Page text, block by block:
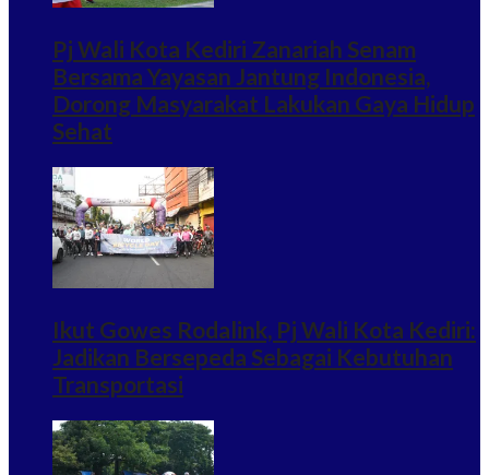
Pj Wali Kota Kediri Zanariah Senam
Bersama Yayasan Jantung Indonesia,
Dorong Masyarakat Lakukan Gaya Hidup
Sehat
Ikut Gowes Rodalink, Pj Wali Kota Kediri:
Jadikan Bersepeda Sebagai Kebutuhan
Transportasi